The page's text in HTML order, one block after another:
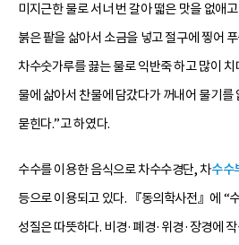
미지근한 물로 서너 번 갈아 떫은 맛을 없애
붉은 팥을 삶아서 소금을 넣고 절구에 찧어
차수숫가루를 끓는 물로 익반죽 하고 많이
물에 삶아서 찬물에 담갔다가 꺼내어 물기를
묻힌다.”고 하였다.
수수를 이용한 음식으로 차수수경단, 차수수
등으로 이용되고 있다. 『동의학사전』에 “
성질은 따뜻하다. 비경·폐경·위경·장경에